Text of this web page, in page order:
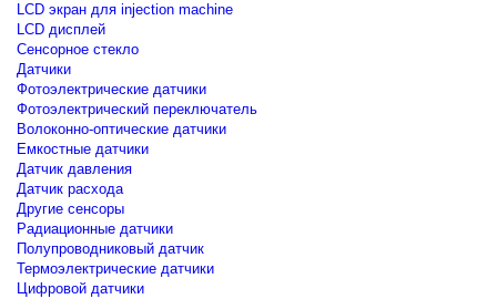
LCD экран для injection machine
LCD дисплей
Сенсорное стекло
Датчики
Фотоэлектрические датчики
Фотоэлектрический переключатель
Волоконно-оптические датчики
Емкостные датчики
Датчик давления
Датчик расхода
Другие сенсоры
Радиационные датчики
Полупроводниковый датчик
Термоэлектрические датчики
Цифровой датчики